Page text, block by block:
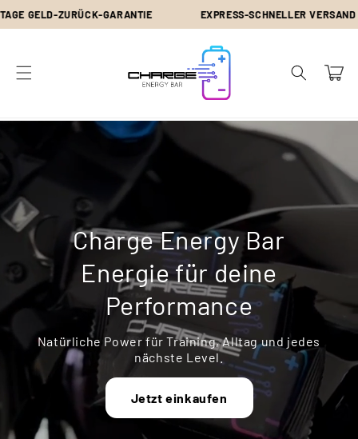
zum
Inhalt
GARANTIE EXPRESS-SCHNELLER VERSAND BLEIBEN
Charge Energy Bar
Energie für deine
Performance
Natürliche Power für Training, Alltag und jedes
nächste Level.
Jetzt einkaufen